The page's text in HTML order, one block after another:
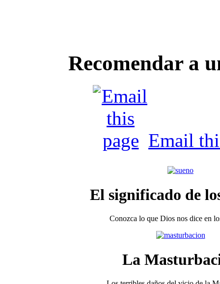
Recomendar a
Email
El significado de
Conozca lo que Dios nos dice en
La